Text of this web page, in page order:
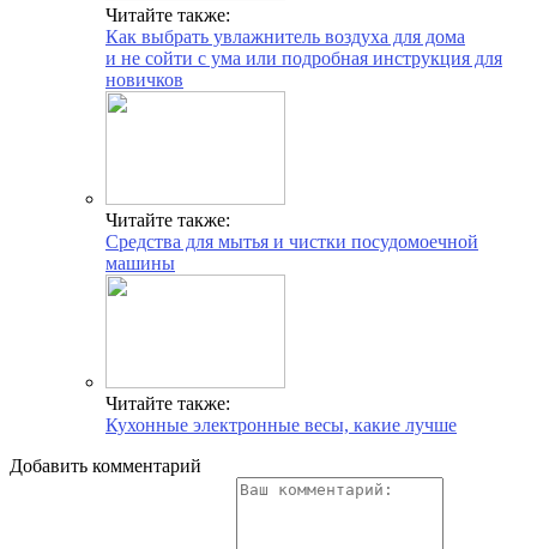
Читайте также:
Как выбрать увлажнитель воздуха для дома
и не сойти с ума или подробная инструкция для
новичков
Читайте также:
Средства для мытья и чистки посудомоечной
машины
Читайте также:
Кухонные электронные весы, какие лучше
Добавить комментарий